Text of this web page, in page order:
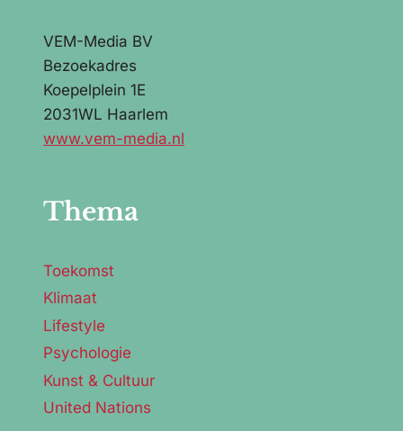
VEM-Media BV
Bezoekadres
Koepelplein 1E
2031WL Haarlem
www.vem-media.nl
Thema
Toekomst
Klimaat
Lifestyle
Psychologie
Kunst & Cultuur
United Nations